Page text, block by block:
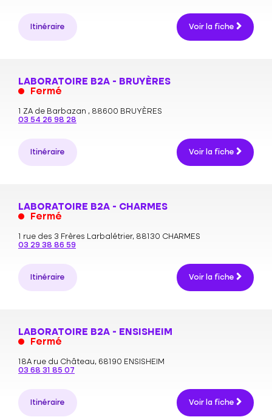
Itinéraire Voir la fiche
LABORATOIRE B2A - BRUYÈRES
Fermé
1 ZA de Barbazan , 88600 BRUYÈRES
03 54 26 98 28
Itinéraire Voir la fiche
LABORATOIRE B2A - CHARMES
Fermé
1 rue des 3 Frères Larbalétrier, 88130 CHARMES
03 29 38 86 59
Itinéraire Voir la fiche
LABORATOIRE B2A - ENSISHEIM
Fermé
18A rue du Château, 68190 ENSISHEIM
03 68 31 85 07
Itinéraire Voir la fiche